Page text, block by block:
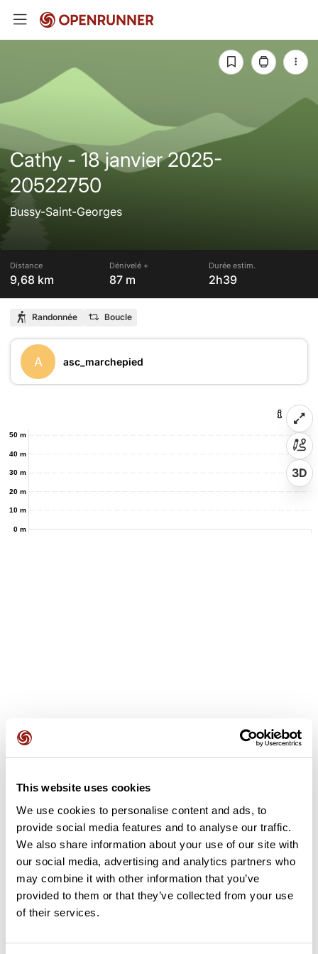
This website uses cookies
We use cookies to personalise content and ads, to
provide social media features and to analyse our traffic.
We also share information about your use of our site with
our social media, advertising and analytics partners who
may combine it with other information that you’ve
provided to them or that they’ve collected from your use
of their services.
Cathy - 18 janvier 2025-
20522750
Bussy-Saint-Georges
Distance
9,68 km
Dénivelé +
87 m
Durée estim.
2h39
Randonnée Boucle
A asc_marchepied
0 m
10 m
20 m
30 m
40 m
50 m
3D
Avis des utilisateurs
Soyez le premier à ajouter un avis !
Ajouter un avis